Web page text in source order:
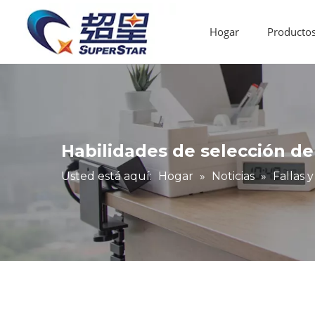
Hogar
Habilidades de selección
Usted está aquí: Hogar » Noticias » Fallas